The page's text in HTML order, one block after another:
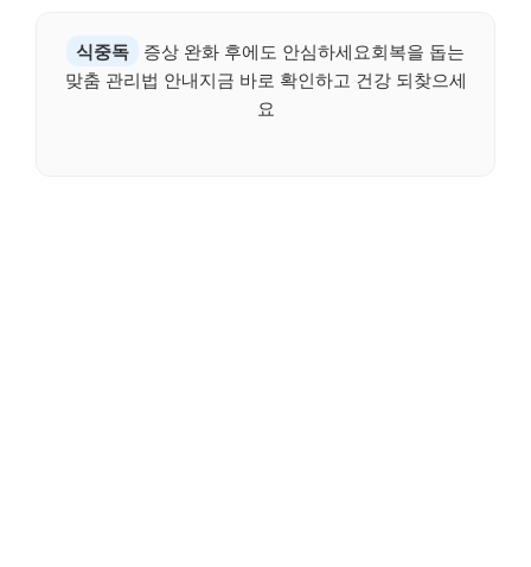
식중독
증상 완화 후에도 안심하세요회복을 돕는
맞춤 관리법 안내지금 바로 확인하고 건강 되찾으세
요